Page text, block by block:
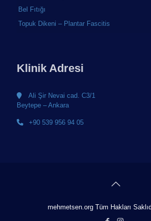
Bel Fıtığı
Topuk Dikeni – Plantar Fascitis
Klinik Adresi
Ali Şir Nevai cad. C3/1
Beytepe – Ankara
+90 539 956 94 05
mehmetsen.org Tüm Hakları